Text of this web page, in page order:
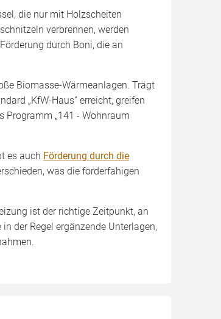
die nur mit Holzscheiten
verbrennen, werden
durch Boni, die an
Biomasse-Wärmeanlagen. Trägt
„KfW-Haus“ erreicht, greifen
Programm „141 - Wohnraum
es auch Förderung durch die
was die förderfähigen
ist der richtige Zeitpunkt, an
der Regel ergänzende Unterlagen,